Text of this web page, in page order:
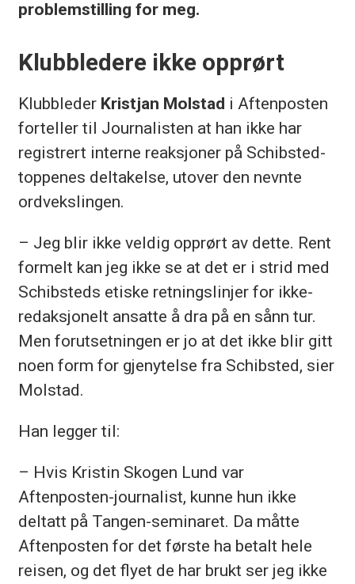
problemstilling for meg.
Klubbledere ikke opprørt
Klubbleder Kristjan Molstad i Aftenposten
forteller til Journalisten at han ikke har
registrert interne reaksjoner på Schibsted-
toppenes deltakelse, utover den nevnte
ordvekslingen.
– Jeg blir ikke veldig opprørt av dette. Rent
formelt kan jeg ikke se at det er i strid med
Schibsteds etiske retningslinjer for ikke-
redaksjonelt ansatte å dra på en sånn tur.
Men forutsetningen er jo at det ikke blir gitt
noen form for gjenytelse fra Schibsted, sier
Molstad.
Han legger til:
– Hvis Kristin Skogen Lund var
Aftenposten-journalist, kunne hun ikke
deltatt på Tangen-seminaret. Da måtte
Aftenposten for det første ha betalt hele
reisen, og det flyet de har brukt ser jeg ikke